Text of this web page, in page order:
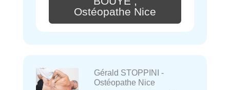
Ostéopathe Nice
Gérald STOPPINI -
Ostéopathe Nice